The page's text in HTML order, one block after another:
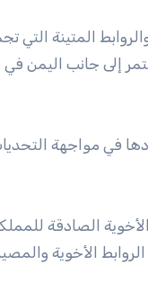
المتينة التي
إلى جانب اليمن
في مواجهة
الصادقة
الأخوية